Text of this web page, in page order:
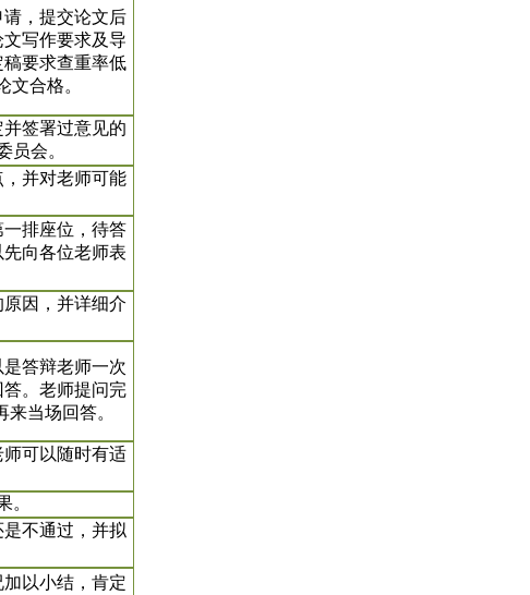
，提交论文后
写作要求及导
要求查重率低
文合格。
签署过意见的
员会。
并对老师可能
排座位，待答
向各位老师表
因，并详细介
答辩老师一次
。老师提问完
当场回答。
可以随时有适
。
不通过，并拟
以小结，肯定